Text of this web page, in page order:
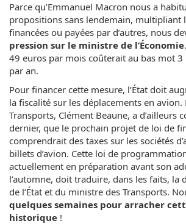
Parce qu’Emmanuel Macron nous a
propositions sans lendemain, multipliant
financées ou payées par d’autres, nous
pression sur le ministre de l’Économie
49 euros par mois coûterait au bas mot 3
par an.
Pour financer cette mesure, l’État doit
la fiscalité sur les déplacements en
Transports, Clément Beaune, a d’ailleurs
dernier, que le prochain projet de loi de
comprendrait des taxes sur les sociétés
billets d’avion. Cette loi de
actuellement en préparation avant son
l’automne, doit traduire, dans les faits, la
de l’État et du ministre des Transports.
quelques semaines pour arracher
historique !